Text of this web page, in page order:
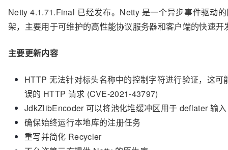
Netty 4.1.71.Final 已经发布。Netty 是一个异步事件驱动
架，主要用于可维护的高性能协议服务器和客户端的快速开
主要更新内容
HTTP 无法针对标头名称中的控制字符进行验证，这可
误的 HTTP 请求 (CVE-2021-43797)
JdkZlibEncoder 可以将池化堆缓冲区用于 deflater 输
确保始终运行本地库的注册任务
重写并简化 Recycler